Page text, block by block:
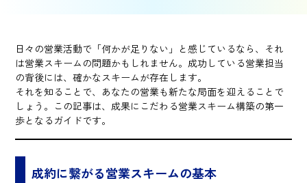
日々の営業活動で「何かが足りない」と感じているなら、それ
は営業スキームの問題かもしれません。成功している営業担当
の背後には、確かなスキームが存在します。
それを知ることで、あなたの営業も新たな局面を迎えることで
しょう。この記事は、成果にこだわる営業スキーム構築の第一
歩となるガイドです。
成約に繋がる営業スキームの基本